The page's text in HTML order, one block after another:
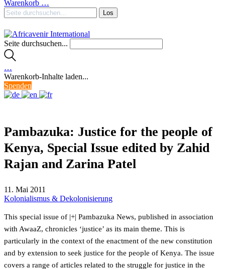
Warenkorb …
Seite durchsuchen...
…
Warenkorb-Inhalte laden...
Spenden
Pambazuka: Justice for the people of
Kenya, Special Issue edited by Zahid
Rajan and Zarina Patel
11. Mai 2011
Kolonialismus & Dekolonisierung
This special issue of |+| Pambazuka News, published in association
with AwaaZ, chronicles ‘justice’ as its main theme. This is
particularly in the context of the enactment of the new constitution
and by extension to seek justice for the people of Kenya. The issue
covers a range of articles related to the struggle for justice in the